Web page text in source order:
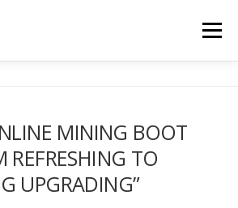
Menu
SERTIFIKASI EVALUASI
MINING BOOT
REFRESHING TO
UPGRADING”